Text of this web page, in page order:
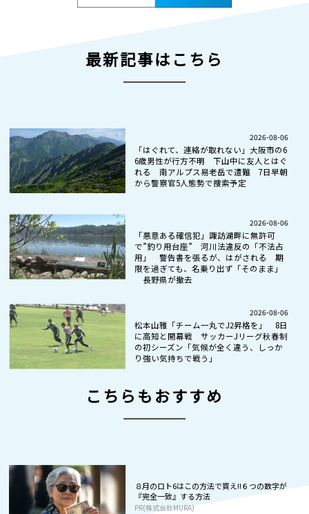
最新記事はこちら
2026-08-06
「はぐれて、連絡が取れない」大阪市の6
6歳男性が行方不明 下山中に友人とはぐ
れる 南アルプス易老岳で遭難 7日早朝
から警察官5人態勢で捜索予定
2026-08-06
「悪意ある確信犯」諏訪湖畔に無許可
で”釣り用台座” 河川法違反の「不法占
用」 警告書を張るが、はがされる 期
限を過ぎても、名乗り出ず「そのまま」
長野県が撤去
2026-08-06
松本山雅「チーム一丸でJ2昇格を」 8日
に高知と開幕戦 サッカーJリーグ秋春制
の初シーズン「気候が全く違う、しっか
り強い気持ちで戦う」
こちらもおすすめ
８月のロト6はこの方法で買え!!６つの数字が
『完全一致』する方法
PR(株式会社MURA)